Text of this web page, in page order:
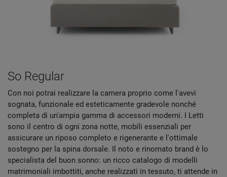
So Regular
Con noi potrai realizzare la camera proprio come l'avevi
sognata, funzionale ed esteticamente gradevole nonché
completa di un'ampia gamma di accessori moderni. I Letti
sono il centro di ogni zona notte, mobili essenziali per
assicurare un riposo completo e rigenerante e l'ottimale
sostegno per la spina dorsale. Il noto e rinomato brand è lo
specialista del buon sonno: un ricco catalogo di modelli
matrimoniali imbottiti, anche realizzati in tessuto, ti attende in